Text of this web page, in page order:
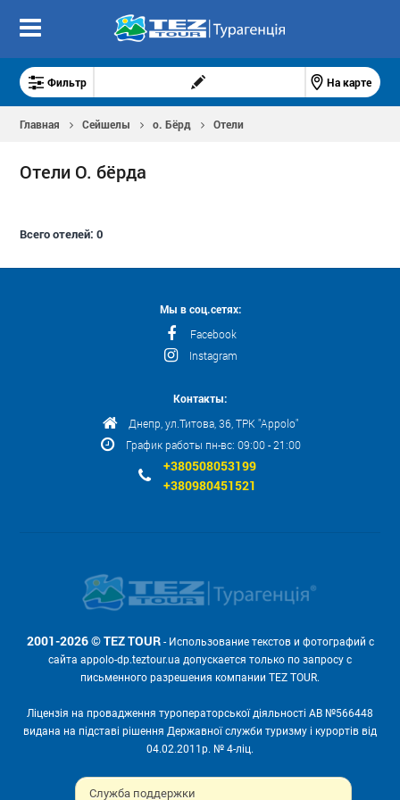
Фильтр На карте
Главная Сейшелы о. Бёрд Отели
Отели О. бёрда
Всего отелей:0
Служба поддержки
Мы в соц.сетях:
Facebook
Instagram
Контакты:
Днепр, ул.Титова, 36, ТРК "Appolo"
График работы пн-вс: 09:00 - 21:00
+380508053199
+380980451521
2001-2026 © TEZ TOUR- Использование текстов и фотографий с
сайта appolo-dp.teztour.ua допускается только по запросу с
письменного разрешения компании TEZ TOUR.
Ліцензія на провадження туроператорської діяльності АВ №566448
видана на підставі рішення Державної служби туризму і курортів від
04.02.2011р. № 4-ліц.
Мы принимаем: